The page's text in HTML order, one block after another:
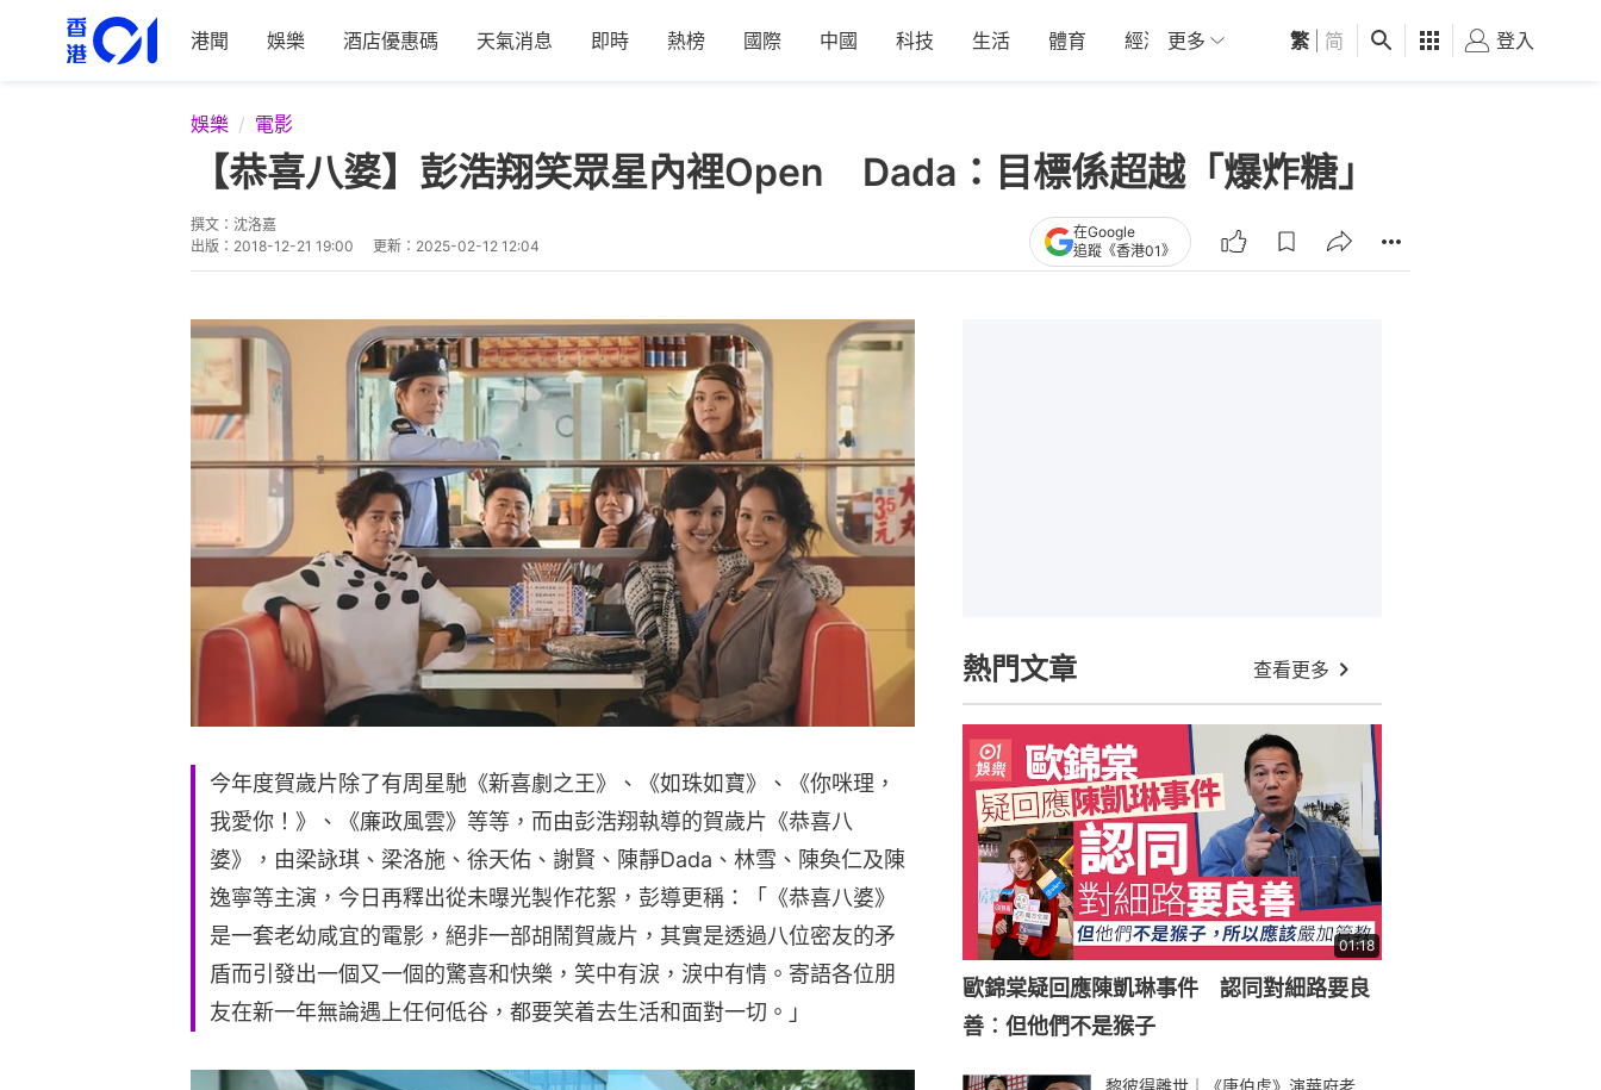
港聞 娛樂 酒店優惠碼 天氣消息 即時 熱榜 國際 中國 科技 生活 體育 經濟 01深圳 觀點 健康 好食玩飛
更多 繁 简 登入
娛樂 電影
【恭喜八婆】彭浩翔笑眾星內裡Open Dada：目標係超越「爆炸糖」
撰文： 沈洛嘉
出版： 2018-12-21 19:00 更新： 2025-02-12 12:04
在Google
追蹤《香港01》
今年度賀歲片除了有周星馳《新喜劇之王》、《如珠如寶》、《你咪理，
我愛你！》、《廉政風雲》等等，而由彭浩翔執導的賀歲片《恭喜八
婆》，由梁詠琪、梁洛施、徐天佑、謝賢、陳靜Dada、林雪、陳奐仁及陳
逸寧等主演，今日再釋出從未曝光製作花絮，彭導更稱：「《恭喜八婆》
是一套老幼咸宜的電影，絕非一部胡鬧賀歲片，其實是透過八位密友的矛
盾而引發出一個又一個的驚喜和快樂，笑中有淚，淚中有情。寄語各位朋
友在新一年無論遇上任何低谷，都要笑着去生活和面對一切。」
熱門文章 查看更多
01:18
歐錦棠疑回應陳凱琳事件 認同對細路要良
善︰但他們不是猴子
黎彼得離世｜《唐伯虎》演華府老